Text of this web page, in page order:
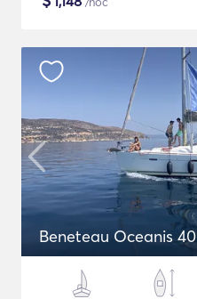
Beneteau Oceanis 40